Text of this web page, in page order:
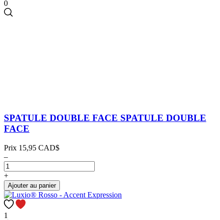
0
SPATULE DOUBLE FACE SPATULE DOUBLE
FACE
Prix 15,95 CAD$
–
+
Ajouter au panier
1